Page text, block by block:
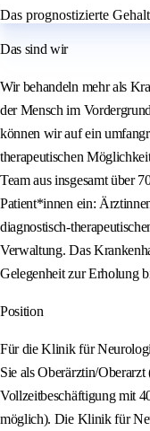
Das prognostizierte
Das sind wir
Wir behandeln mehr als
der Mensch im
können wir auf ein
therapeutischen
Team aus insgesamt über
Patient*innen ein:
diagnostisch-
Verwaltung. Das
Gelegenheit zur Erholung
Position
Für die Klinik für
Sie als Oberärztin/
Vollzeitbeschäftigung mit
möglich). Die Klinik für